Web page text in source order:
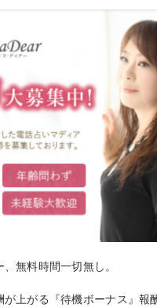
無料時間一切無し。
上がる『待機ボーナス』報